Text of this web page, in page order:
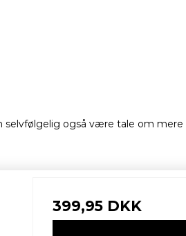
selvfølgelig også være tale om
399,95 DKK